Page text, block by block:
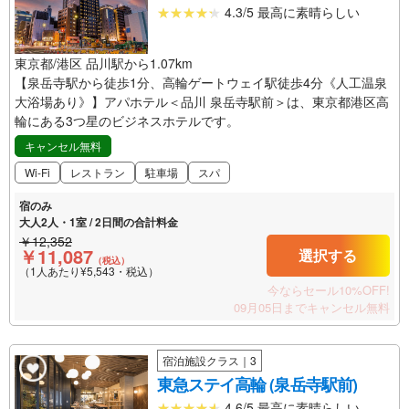
4.3/5 最高に素晴らしい
東京都/港区 品川駅から1.07km
【泉岳寺駅から徒歩1分、高輪ゲートウェイ駅徒歩4分《人工温泉
大浴場あり》】アパホテル＜品川 泉岳寺駅前＞は、東京都港区高
輪にある3つ星のビジネスホテルです。
キャンセル無料
Wi-Fi
レストラン 駐車場 スパ
宿のみ
大人2人・1室 / 2日間の合計料金
￥12,352
￥11,087 （税込）
（1人あたり¥5,543・税込）
選択する
今ならセール10%OFF!
09月05日までキャンセル無料
宿泊施設クラス｜3
東急ステイ高輪 (泉岳寺駅前)